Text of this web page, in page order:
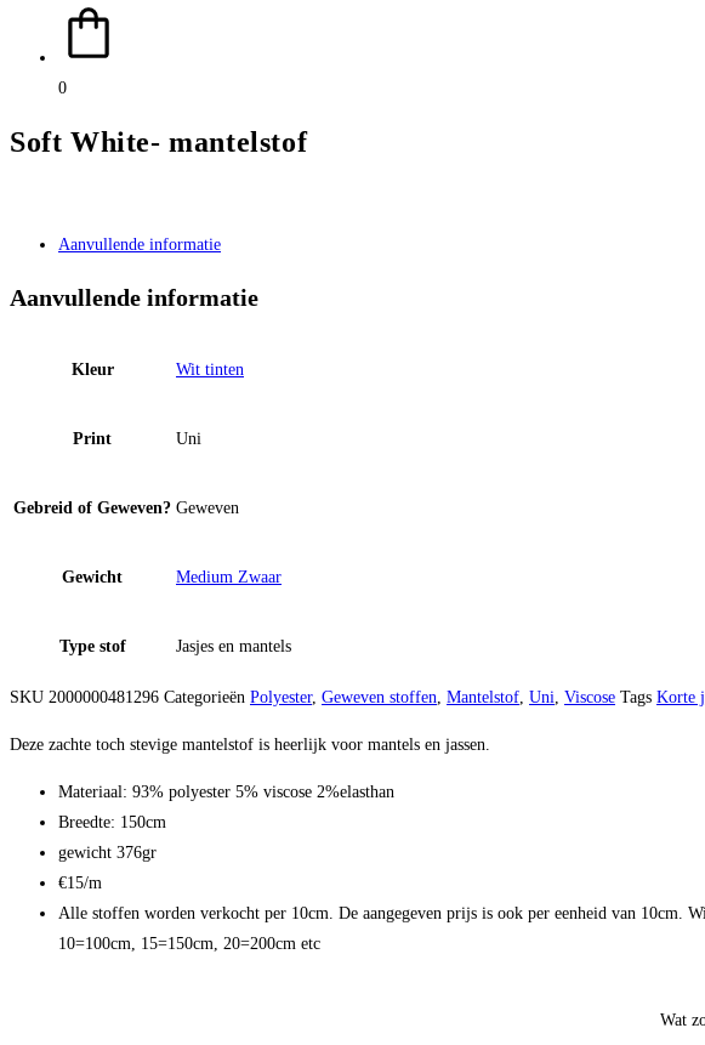
Wat
0
Soft White- mantelstof
Aanvullende informatie
Aanvullende informatie
Kleur Wit tinten
Print Uni
Gebreid of Geweven? Geweven
Gewicht Medium Zwaar
Type stof Jasjes en mantels
SKU 2000000481296 Categorieën Polyester, Geweven stoffen, Mantelstof, Uni, Viscose Tags Korte
Deze zachte toch stevige mantelstof is heerlijk voor mantels en jassen.
Materiaal: 93% polyester 5% viscose 2%elasthan
Breedte: 150cm
gewicht 376gr
€15/m
Alle stoffen worden verkocht per 10cm. De aangegeven prijs is ook per eenheid van 10cm.
10=100cm, 15=150cm, 20=200cm etc